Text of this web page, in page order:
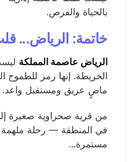
بالحياة والفرص.
خاتمة: الرياض...
الرياض عاصمة المملكة
الخريطة. إنها رمز
ماضٍ عريق ومستقبل واعد.
من قرية صحراوية صغيرة
في المنطقة — رحلة ملهمة
مستمرة...